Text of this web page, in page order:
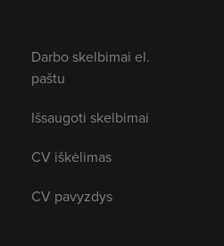
Darbo skelbimai el.
paštu
Išsaugoti skelbimai
CV iškėlimas
CV pavyzdys